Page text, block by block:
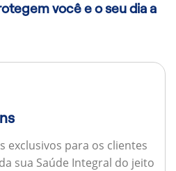
você e o seu dia a
exclusivos para os clientes
sua Saúde Integral do jeito